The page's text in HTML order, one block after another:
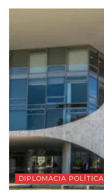
DIPLOMACIA POLÍTICA